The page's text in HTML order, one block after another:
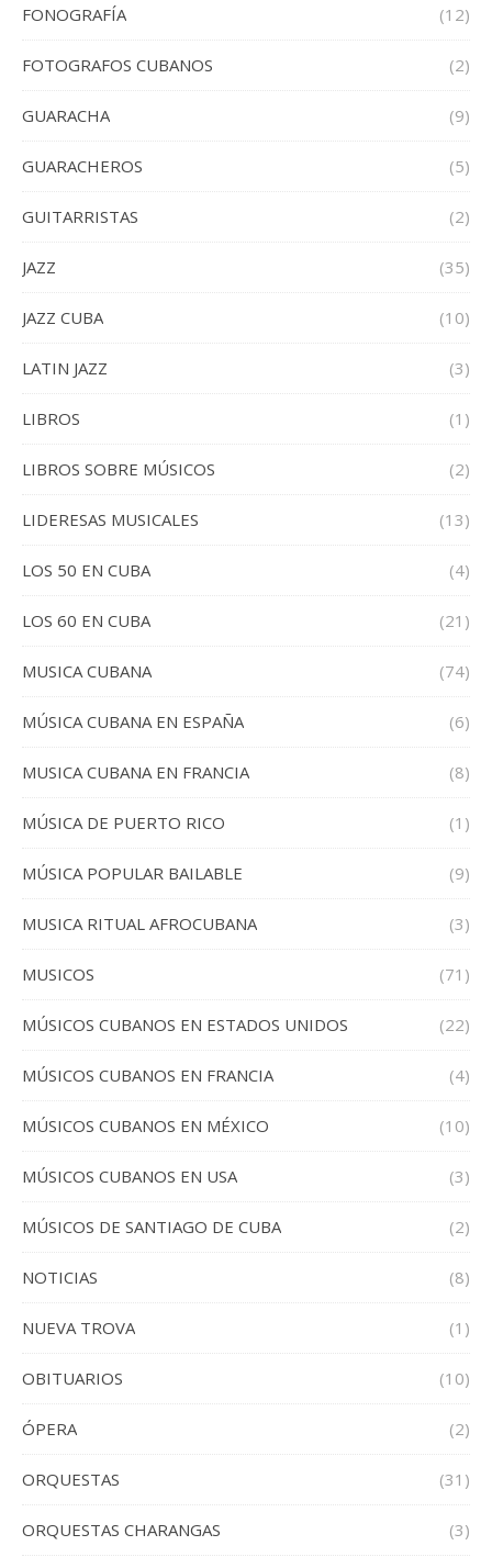
FONOGRAFÍA (12)
FOTOGRAFOS CUBANOS (2)
GUARACHA (9)
GUARACHEROS (5)
GUITARRISTAS (2)
JAZZ (35)
JAZZ CUBA (10)
LATIN JAZZ (3)
LIBROS (1)
LIBROS SOBRE MÚSICOS (2)
LIDERESAS MUSICALES (13)
LOS 50 EN CUBA (4)
LOS 60 EN CUBA (21)
MUSICA CUBANA (74)
MÚSICA CUBANA EN ESPAÑA (6)
MUSICA CUBANA EN FRANCIA (8)
MÚSICA DE PUERTO RICO (1)
MÚSICA POPULAR BAILABLE (9)
MUSICA RITUAL AFROCUBANA (3)
MUSICOS (71)
MÚSICOS CUBANOS EN ESTADOS UNIDOS (22)
MÚSICOS CUBANOS EN FRANCIA (4)
MÚSICOS CUBANOS EN MÉXICO (10)
MÚSICOS CUBANOS EN USA (3)
MÚSICOS DE SANTIAGO DE CUBA (2)
NOTICIAS (8)
NUEVA TROVA (1)
OBITUARIOS (10)
ÓPERA (2)
ORQUESTAS (31)
ORQUESTAS CHARANGAS (3)